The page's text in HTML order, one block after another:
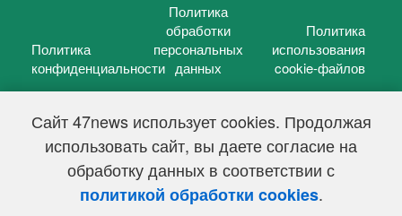
Сайт 47news использует cookies. Продолжая
использовать сайт, вы даете согласие на
обработку данных в соответствии с
политикой обработки cookies.
Политика
конфиденциальности
Политика
обработки
персональных
данных
Политика
использования
cookie-файлов
47 новостей (47 news)2005 — 2026 г.
Свидетельство о регистрации СМИ Эл № ФС 77-39848, выдано
Федеральной службой по надзору в сфере связи,
информационных технологий и массовых коммуникаций